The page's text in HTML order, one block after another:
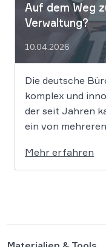
Auf dem Weg
Verwaltung?
10.04.2026
Die deutsche
komplex und
der seit Jahren
ein von
schaffen. Der
Mehr erfahren